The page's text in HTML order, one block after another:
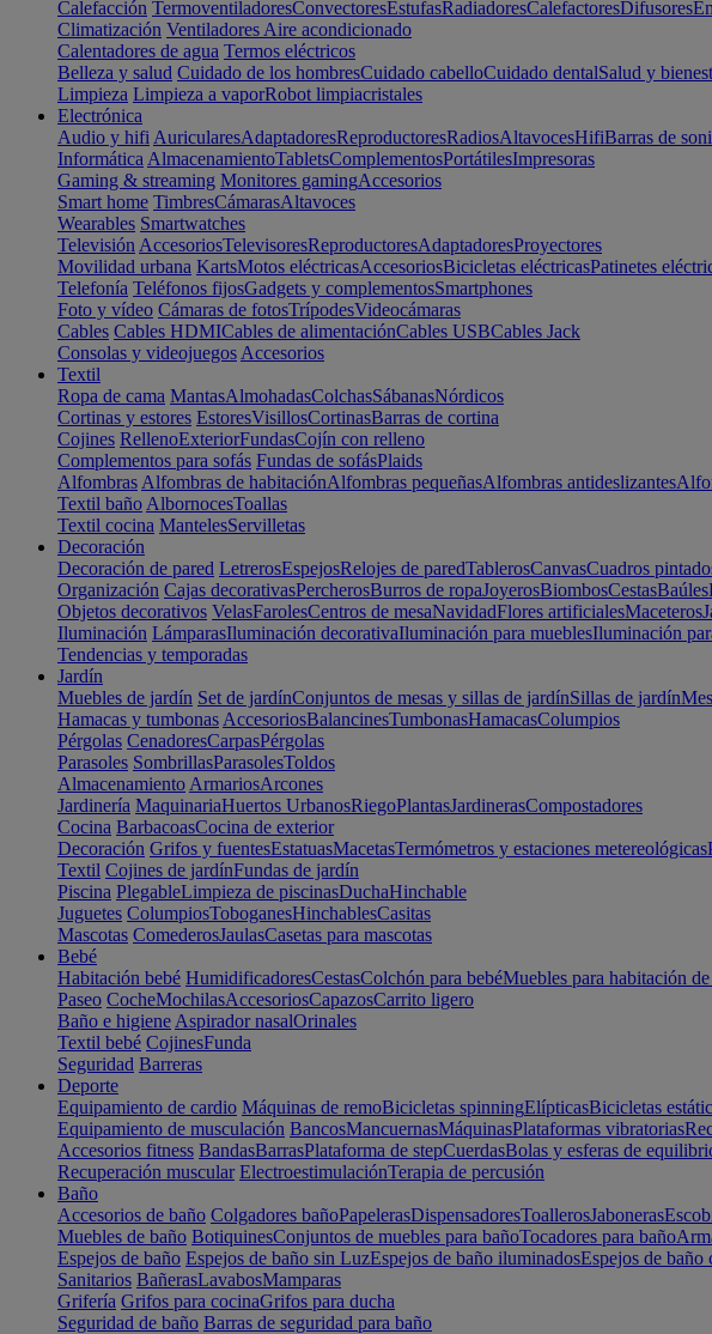
Calefacción TermoventiladoresConvectoresEstufasRadiadoresCalefactoresDifusores
Climatización Ventiladores Aire acondicionado
Calentadores de agua Termos eléctricos
Belleza y salud Cuidado de los hombresCuidado cabelloCuidado dentalSalud y
Limpieza Limpieza a vaporRobot limpiacristales
Electrónica
Audio y hifi AuricularesAdaptadoresReproductoresRadiosAltavocesHifiBarras de
Informática AlmacenamientoTabletsComplementosPortátilesImpresoras
Gaming & streaming Monitores gamingAccesorios
Smart home TimbresCámarasAltavoces
Wearables Smartwatches
Televisión AccesoriosTelevisoresReproductoresAdaptadoresProyectores
Movilidad urbana KartsMotos eléctricasAccesoriosBicicletas eléctricasPatinetes
Telefonía Teléfonos fijosGadgets y complementosSmartphones
Foto y vídeo Cámaras de fotosTrípodesVideocámaras
Cables Cables HDMICables de alimentaciónCables USBCables Jack
Consolas y videojuegos Accesorios
Textil
Ropa de cama MantasAlmohadasColchasSábanasNórdicos
Cortinas y estores EstoresVisillosCortinasBarras de cortina
Cojines RellenoExteriorFundasCojín con relleno
Complementos para sofás Fundas de sofásPlaids
Alfombras Alfombras de habitaciónAlfombras pequeñasAlfombras antideslizantes
Textil baño AlbornocesToallas
Textil cocina MantelesServilletas
Decoración
Decoración de pared LetrerosEspejosRelojes de paredTablerosCanvasCuadros
Organización Cajas decorativasPercherosBurros de ropaJoyerosBiombosCestasBaúles
Objetos decorativos VelasFarolesCentros de mesaNavidadFlores artificialesMaceteros
Iluminación LámparasIluminación decorativaIluminación para mueblesIluminación
Tendencias y temporadas
Jardín
Muebles de jardín Set de jardínConjuntos de mesas y sillas de jardínSillas de jardín
Hamacas y tumbonas AccesoriosBalancinesTumbonasHamacasColumpios
Pérgolas CenadoresCarpasPérgolas
Parasoles SombrillasParasolesToldos
Almacenamiento ArmariosArcones
Jardinería MaquinariaHuertos UrbanosRiegoPlantasJardinerasCompostadores
Cocina BarbacoasCocina de exterior
Decoración Grifos y fuentesEstatuasMacetasTermómetros y estaciones metereológicas
Textil Cojines de jardínFundas de jardín
Piscina PlegableLimpieza de piscinasDuchaHinchable
Juguetes ColumpiosToboganesHinchablesCasitas
Mascotas ComederosJaulasCasetas para mascotas
Bebé
Habitación bebé HumidificadoresCestasColchón para bebéMuebles para habitación
Paseo CocheMochilasAccesoriosCapazosCarrito ligero
Baño e higiene Aspirador nasalOrinales
Textil bebé CojinesFunda
Seguridad Barreras
Deporte
Equipamiento de cardio Máquinas de remoBicicletas spinningElípticasBicicletas
Equipamiento de musculación BancosMancuernasMáquinasPlataformas vibratorias
Accesorios fitness BandasBarrasPlataforma de stepCuerdasBolas y esferas de
Recuperación muscular ElectroestimulaciónTerapia de percusión
Baño
Accesorios de baño Colgadores bañoPapelerasDispensadoresToallerosJaboneras
Muebles de baño BotiquinesConjuntos de muebles para bañoTocadores para baño
Espejos de baño Espejos de baño sin LuzEspejos de baño iluminadosEspejos de baño
Sanitarios BañerasLavabosMamparas
Grifería Grifos para cocinaGrifos para ducha
Seguridad de baño Barras de seguridad para baño